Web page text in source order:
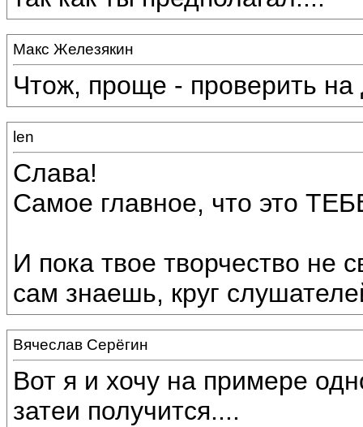
Макс Железякин
Чтож, проще - проверить на
len
Слава!
Самое главное, что это
И пока твое творчество не
сам знаешь, круг
Вячеслав Серёгин
Вот я и хочу на примере
затеи получится....